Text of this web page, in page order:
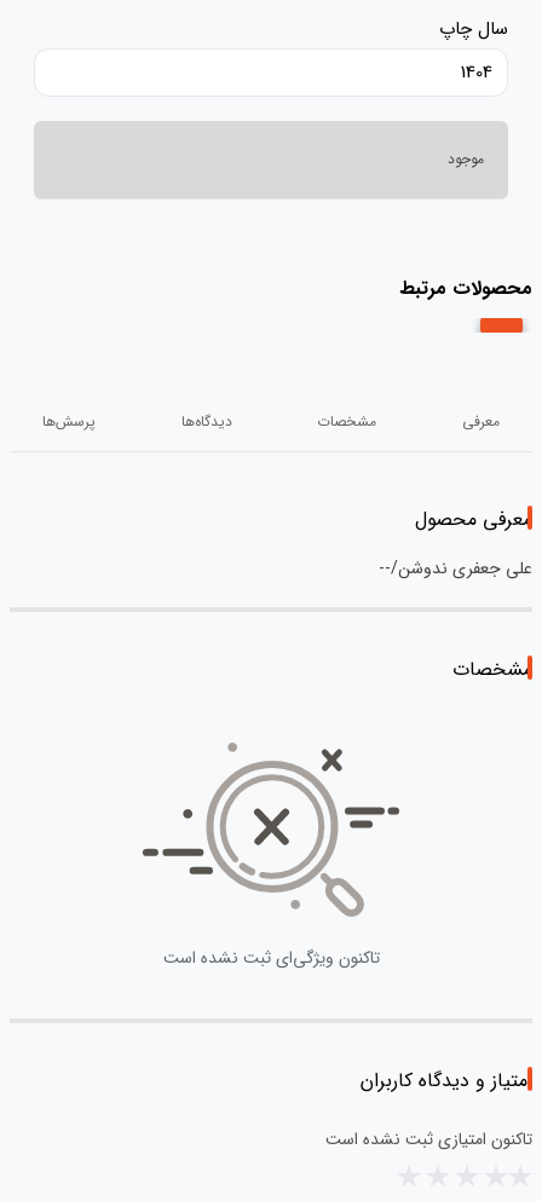
سال چاپ
1404
موجود
محصولات مرتبط
معرفی مشخصات دیدگاه‌ها پرسش‌ها
معرفی محصول
علی جعفری ندوشن/--
مشخصات
تاکنون ویژگی‌ای ثبت نشده است
امتیاز و دیدگاه کاربران
تاکنون امتیازی ثبت نشده است